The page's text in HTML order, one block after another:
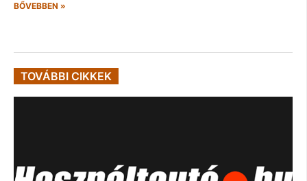
BŐVEBBEN »
TOVÁBBI CIKKEK